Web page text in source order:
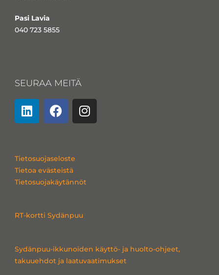
Pasi Lavia
040 723 5855
SEURAA MEITÄ
L
i
e
d
i
F
a
b
o
o
k
I
n
r
Tietosuojaseloste
Tietoa evästeistä
Tietosuojakäytännöt
RT-kortti Sydänpuu
Sydänpuu-ikkunoiden käyttö- ja huolto-ohjeet,
takuuehdot ja laatuvaatimukset